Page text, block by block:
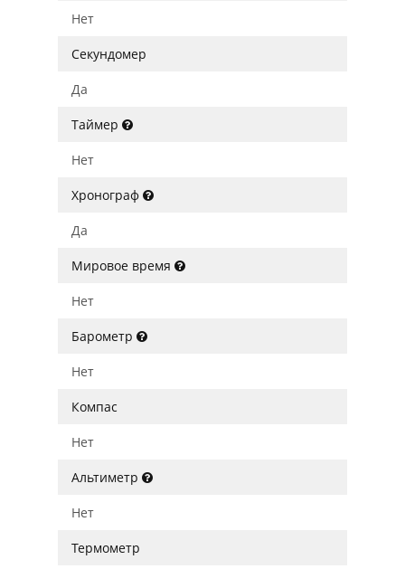
Нет
Секундомер
Да
Таймер
Нет
Хронограф
Да
Мировое время
Нет
Барометр
Нет
Компас
Нет
Альтиметр
Нет
Термометр